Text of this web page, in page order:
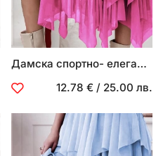
Дамска спортно- елегантна пола
12.78 € / 25.00 лв.